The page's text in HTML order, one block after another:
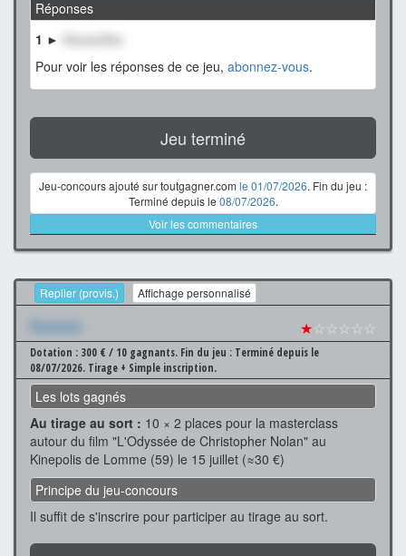
Réponses
1 ►
XxxxxxXxx
Pour voir les réponses de ce jeu, abonnez-vous.
Jeu terminé
Jeu-concours ajouté sur toutgagner.com le 01/07/2026. Fin du jeu :
Terminé depuis le 08/07/2026.
Voir les commentaires
Replier (provis.) Affichage personnalisé
Xxxxxxx ★☆☆☆☆☆
Dotation : 300 € / 10 gagnants. Fin du jeu : Terminé depuis le
08/07/2026. Tirage + Simple inscription.
Les lots gagnés
Au tirage au sort : 10 × 2 places pour la masterclass
autour du film "L'Odyssée de Christopher Nolan" au
Kinepolis de Lomme (59) le 15 juillet (≈30 €)
Principe du jeu-concours
Il suffit de s'inscrire pour participer au tirage au sort.